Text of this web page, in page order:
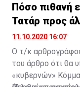
Πόσο πιθανή
Τατάρ προς
11.10.2020 16:07
Ο τ/κ
του άρθρο ότι θα
«κυβερνών»